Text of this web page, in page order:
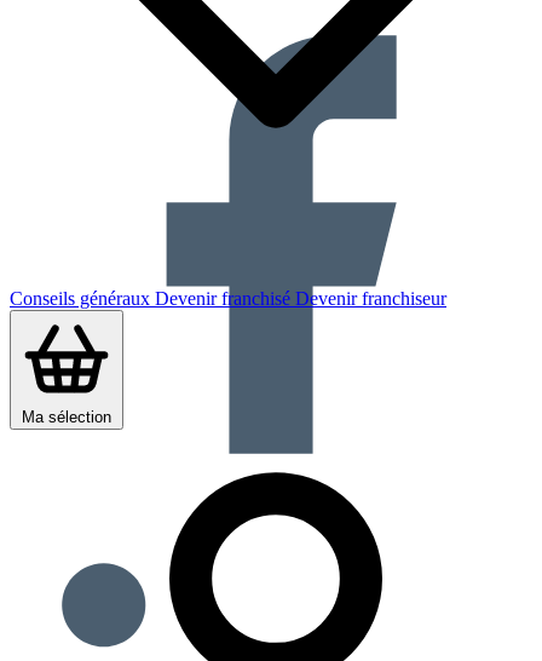
Conseils généraux Devenir franchisé Devenir franchiseur
Ma sélection